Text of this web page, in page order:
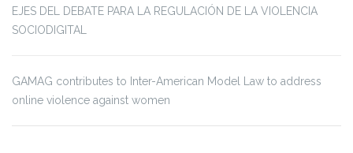
EJES DEL DEBATE PARA LA REGULACIÓN DE LA VIOLENCIA
SOCIODIGITAL
GAMAG contributes to Inter-American Model Law to address
online violence against women